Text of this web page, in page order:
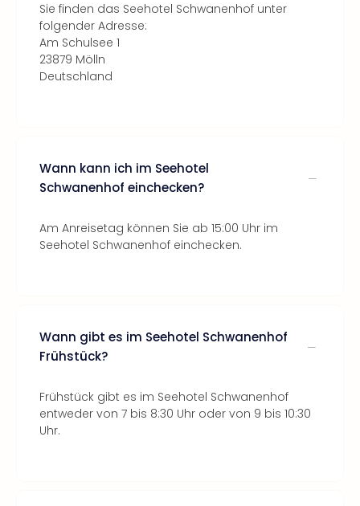
Sie finden das Seehotel Schwanenhof unter
folgender Adresse:
Am Schulsee 1
23879 Mölln
Deutschland
Wann kann ich im Seehotel
Schwanenhof einchecken?
Am Anreisetag können Sie ab 15:00 Uhr im
Seehotel Schwanenhof einchecken.
Wann gibt es im Seehotel Schwanenhof
Frühstück?
Frühstück gibt es im Seehotel Schwanenhof
entweder von 7 bis 8:30 Uhr oder von 9 bis 10:30
Uhr.